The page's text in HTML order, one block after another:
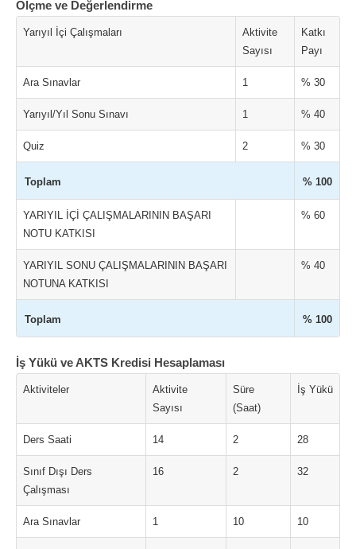
Ölçme ve Değerlendirme
Yarıyıl İçi Çalışmaları
Aktivite
Sayısı
Katkı
Payı
Ara Sınavlar 1 % 30
Yarıyıl/Yıl Sonu Sınavı 1 % 40
Quiz 2 % 30
Toplam % 100
YARIYIL İÇİ ÇALIŞMALARININ BAŞARI
NOTU KATKISI
% 60
YARIYIL SONU ÇALIŞMALARININ BAŞARI
NOTUNA KATKISI
% 40
Toplam % 100
İş Yükü ve AKTS Kredisi Hesaplaması
Aktiviteler
Aktivite
Sayısı
Süre
(Saat)
İş Yükü
Ders Saati 14 2 28
Sınıf Dışı Ders
Çalışması
16 2 32
Ara Sınavlar 1 10 10